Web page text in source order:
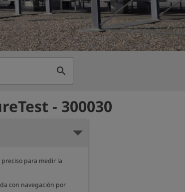
search
- 300030
para medir la
con navegación por